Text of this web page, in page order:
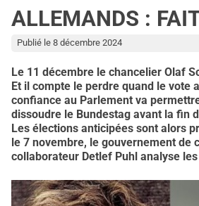
ALLEMANDS :
Publié le 8 décembre 2024
Le 11 décembre le chancelier Olaf
Et il compte le perdre quand le vote
confiance au Parlement va
dissoudre le Bundestag avant la fin
Les élections anticipées sont alors
le 7 novembre, le gouvernement
collaborateur Detlef Puhl analyse